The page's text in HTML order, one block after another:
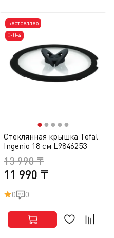
Бестселлер
0-0-4
●● ● ● ●
Стеклянная крышка Tefal
Ingenio 18 см L9846253
11 990 ₸
13 990 ₸
0 0